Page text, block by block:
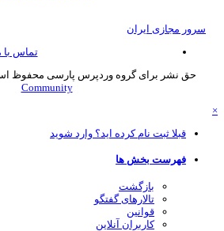
سرور مجازی ایران
تماس با ما
حق نشر برای گروه وردپرس پارسی محفوظ است
Community
قبلا ثبت نام کرده اید؟ وارد شوید
فهرست بخش ها
بازگشت
تالارهای گفتگو
قوانین
کاربران آنلاین